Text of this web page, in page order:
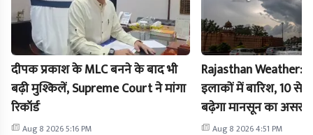
दीपक प्रकाश के MLC बनने के बाद भी
बढ़ी मुश्किलें, Supreme Court ने मांगा
रिकॉर्ड
Aug 8 2026 5:16 PM
Rajasthan Weather:
इलाकों में बारिश, 10 से
बढ़ेगा मानसून का असर
Aug 8 2026 4:51 PM